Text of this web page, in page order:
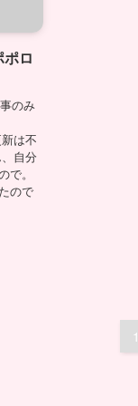
ポロ
のみ
は不
自分
。
ので
1